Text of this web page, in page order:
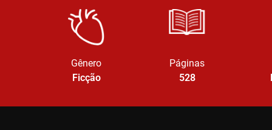
Gênero
Ficção
Páginas
528